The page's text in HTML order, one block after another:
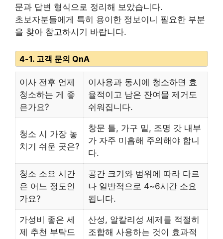
문과 답변 형식으로 정리해 보았습니다.
초보자분들에게 특히 용이한 정보이니 필요한 부분
을 찾아 참고하시기 바랍니다.
4-1. 고객 문의 QnA
이사 전후 언제
청소하는 게 좋
은가요?
이사용과 동시에 청소하면 효
율적이고 남은 잔여물 제거도
쉬워집니다.
청소 시 가장 놓
치기 쉬운 곳은?
창문 틀, 가구 밑, 조명 갓 내부
가 자주 미흡해 주의해야 합니
다.
청소 소요 시간
은 어느 정도인
가요?
공간 크기와 범위에 따라 다르
나 일반적으로 4~6시간 소요
됩니다.
가성비 좋은 세
제 추천 부탁드
산성, 알칼리성 세제를 적절히
조합해 사용하는 것이 효과적